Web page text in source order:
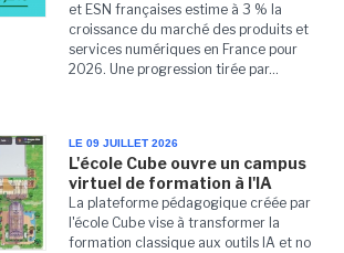
et ESN françaises estime à 3 % la
croissance du marché des produits et
services numériques en France pour
2026. Une progression tirée par...
LE 09 JUILLET 2026
L'école Cube ouvre un campus
virtuel de formation à l'IA
La plateforme pédagogique créée par
l'école Cube vise à transformer la
formation classique aux outils IA et no